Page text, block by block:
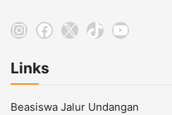
Instagram
Facebook
X TikTokYouTube
Links
Beasiswa Jalur Undangan